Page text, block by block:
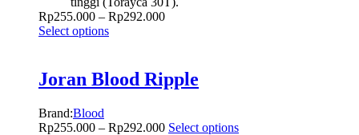
Rp255.000 – Rp292.000
Select options
Joran Blood Ripple
Brand:Blood
Rp255.000 – Rp292.000 Select options